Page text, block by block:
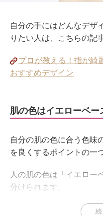
自分の手にはどんなデザ
りたい人は、こちらの記
プロが教える！指が綺
おすすめデザイン
肌の色はイエローベー
自分の肌の色に合う色味
を良くするポイントの一
人の肌の色は「イエロー
分けられます。
頬の赤みがサーモンピン